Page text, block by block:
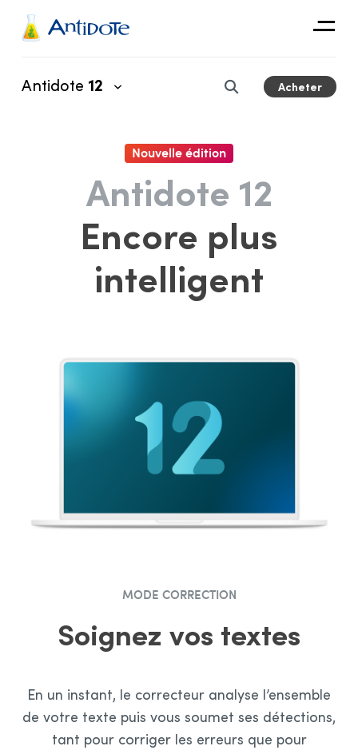
Antidote
Découvrir
Antidote 12
Guide d’utilisation d’Antidote 12
Guide d’utilisation de l’Espace client
Procédure d’achat de mise à niveau
Acheter
Antidote 12
Nouvelle édition
Encore plus
intelligent
MODE CORRECTION
Soignez vos textes
En un instant, le correcteur analyse l’ensemble
de votre texte puis vous soumet ses détections,
tant pour corriger les erreurs que pour